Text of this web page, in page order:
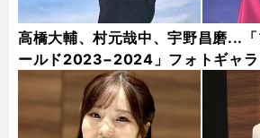
高橋大輔、村元哉中、宇野昌磨...
ールド2023−2024」フォトギャラ